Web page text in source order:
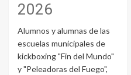
2026
Alumnos y alumnas de las
escuelas municipales de
kickboxing "Fin del Mundo"
y "Peleadoras del Fuego",